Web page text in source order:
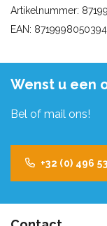
Artikelnummer:
EAN: 8719998050394
Wenst u een
Bel of mail ons!
+32 (0) 496